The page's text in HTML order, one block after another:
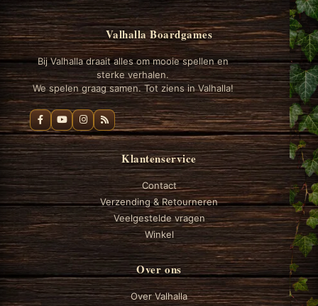
Valhalla Boardgames
Bij Valhalla draait alles om mooie spellen en
sterke verhalen.
We spelen graag samen. Tot ziens in Valhalla!
Klantenservice
Contact
Verzending & Retourneren
Veelgestelde vragen
Winkel
Over ons
Over Valhalla